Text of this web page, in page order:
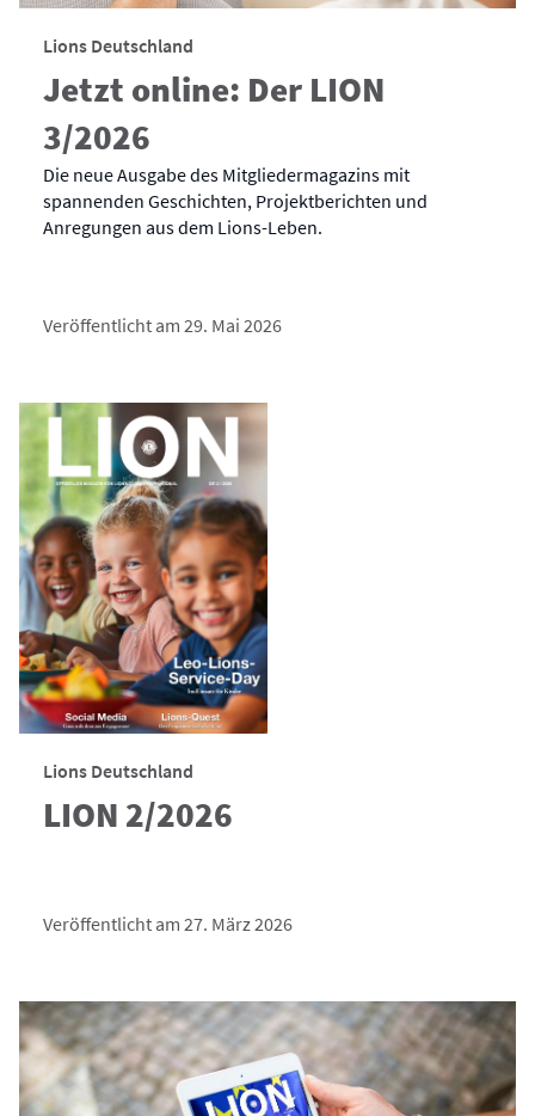
Lions Deutschland
Jetzt online: Der LION
3/2026
Die neue Ausgabe des Mitgliedermagazins mit
spannenden Geschichten, Projektberichten und
Anregungen aus dem Lions-Leben.
Veröffentlicht am 29. Mai 2026
Lions Deutschland
LION 2/2026
Veröffentlicht am 27. März 2026